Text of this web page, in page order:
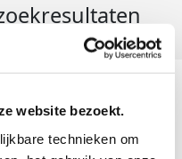
website bezoekt.
technieken om